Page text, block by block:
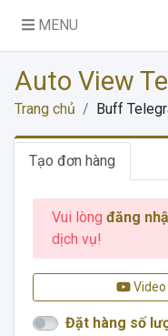
MENU
Auto View
Trang chủ Buff
Tạo đơn hàng
Vui lòng đăng
dịch vụ!
Đặt hàng số